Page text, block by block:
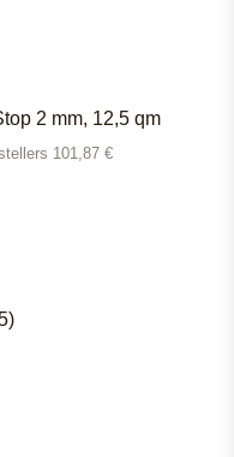
2 mm, 12,5 qm
101,87 €